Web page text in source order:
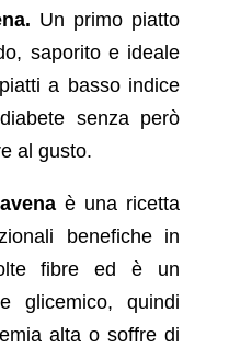
Un primo piatto
saporito e ideale
a basso indice
senza però
al gusto.
è una ricetta
benefiche in
fibre ed è un
glicemico, quindi
alta o soffre di